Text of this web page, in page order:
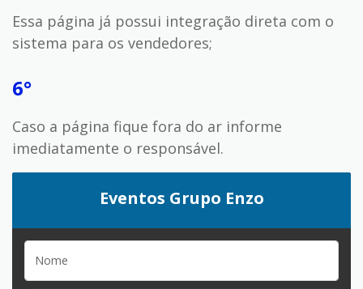
Essa página já possui integração direta com o
sistema para os vendedores;
6°
Caso a página fique fora do ar informe
imediatamente o responsável.
Eventos Grupo Enzo